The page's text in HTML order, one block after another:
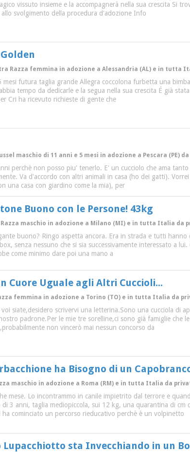
vissuto insieme e la accompagnerà nella sua crescita Si
svolgimento della procedura d'adozione Info
Razza femmina in adozione a Alessandria (AL) e in tutta
futura taglia grande Allegra coccolona furbetta una
tempo da dedicarle e la segua nella sua crescita É già
Cri ha ricevuto richieste di gente che
maschio di 11 anni e 5 mesi in adozione a Pescara (PE)
perchè non posso piu' tenerlo. E' un cucciolo che ama
Va d'accordo con altri animali in casa (ho dei gatti).
una casa con giardino come la mia), per
Buono con le Persone! 43kg
Razza maschio in adozione a Milano (MI) e in tutta Italia da
buono? Ringo aspetta ancora. Era in strada e tutti
senza nessuno che si sia successivamente interessato a
come minimo dare poi una mano a
Cuore Uguale agli Altri Cuccioli...
femmina in adozione a Torino (TO) e in tutta Italia da
siate,desidero scrivervi una letterina.Sono una cucciola di
padrone.Per le mie tre sorelline,ci sono già famiglie che
non vincerò mai nessun concorso da
ha Bisogno di un
maschio in adozione a Roma (RM) e in tutta Italia da
mese. Lo incontrammo in canile impietrito dal terrore e
3 anni, taglia mediopiccola, sui 12 kg, una quarantina di
cominciato un percorso rieducativo perchè è un volpinetto
sta Invecchiando in un